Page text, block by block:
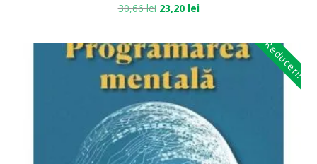
30,66lei 23,20 lei
Reduceri!